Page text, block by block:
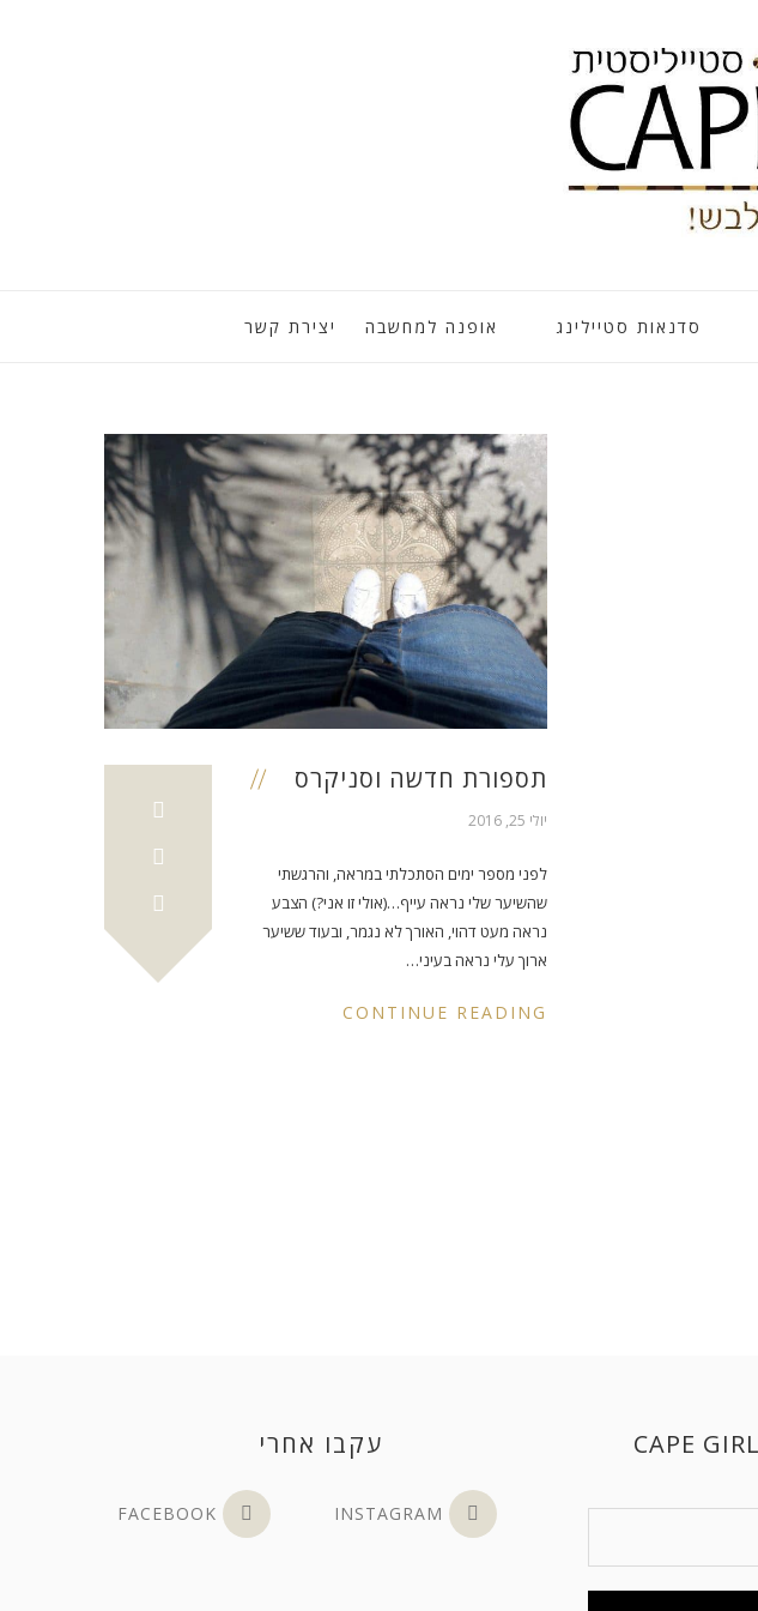
סדנאות סטיילינג אופנה למחשבה יצירת קשר
תספורת חדשה וסניקרס
יולי 25, 2016
לפני מספר ימים הסתכלתי במראה, והרגשתי
שהשיער שלי נראה עייף…(אולי זו אני?) הצבע
נראה מעט דהוי, האורך לא נגמר, ובעוד ששיער
ארוך עלי נראה בעיני…
CONTINUE READING
עקבו אחרי
FACEBOOK INSTAGRAM